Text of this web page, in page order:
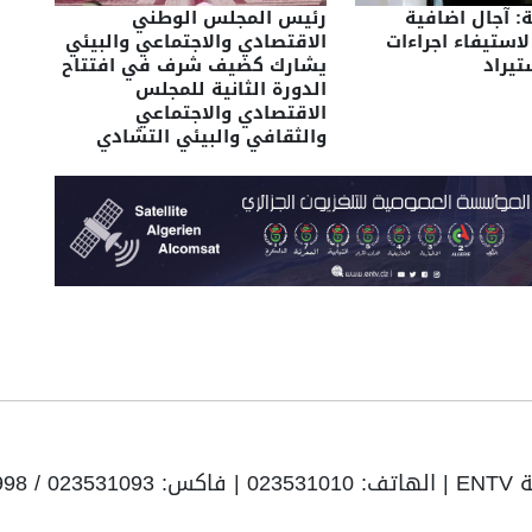
آجال اضافية
اجراءات
رئيس المجلس الوطني
الاقتصادي والاجتماعي والبيئي
يشارك كضيف شرف في افتتاح
الدورة الثانية للمجلس
الاقتصادي والاجتماعي
والثقافي والبيئي التشادي